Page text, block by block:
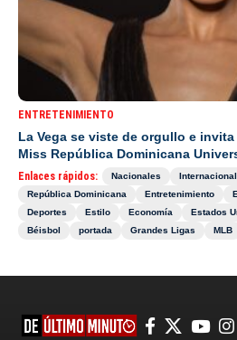
ENTRETENIMIENTO
La Vega se viste de orgullo e
Miss República Dominicana
Enlaces rápidos: Nacionales
República Dominicana
Entretenimiento
Deportes
Estilo Economía Estados
Béisbol
portada Grandes Ligas MLB